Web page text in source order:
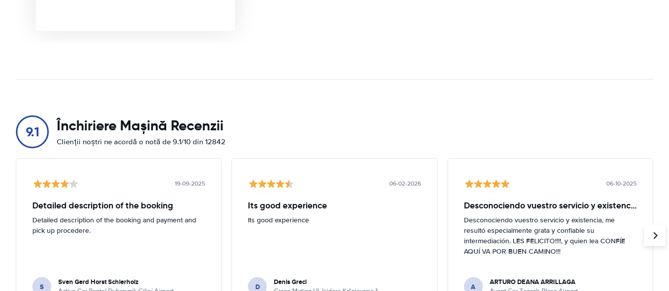
9.1 Închiriere Mașină Recenzii
Clienții noștri ne acordă o notă de 9.1/10 din 12842
19-09-2025
Detailed description of the booking
Detailed description of the booking and payment and
pick up procedere.
S Sven Gerd Horst Schierholz
06-02-2026
Its good experience
Its good experience
D Denis Greci
06-10-2025
Desconociendo vuestro servicio y existencia
Desconociendo vuestro servicio y existencia, me
resultó especialmente grata y confiable su
intermediación. LES FELICITO!!!!, y quien lea CONFÍE
AQUÍ VA POR BUEN CAMINO!!!
A ARTURO DEANA ARRILLAGA